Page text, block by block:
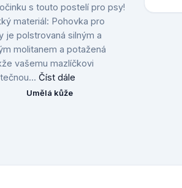
s touto postelí pro psy!
materiál: Pohovka pro
je polstrovaná silným a
molitanem a potažená
vašemu mazlíčkovi
Číst dále
Umělá kůže